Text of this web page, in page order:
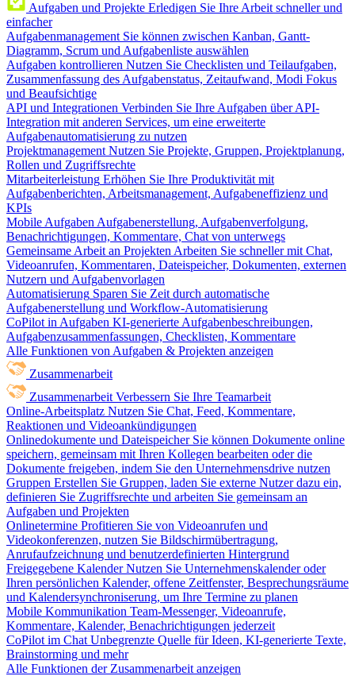
Aufgaben und Projekte Erledigen Sie Ihre Arbeit schneller und
einfacher
Aufgabenmanagement Sie können zwischen Kanban, Gantt-
Diagramm, Scrum und Aufgabenliste auswählen
Aufgaben kontrollieren Nutzen Sie Checklisten und Teilaufgaben,
Zusammenfassung des Aufgabenstatus, Zeitaufwand, Modi Fokus
und Beaufsichtige
API und Integrationen Verbinden Sie Ihre Aufgaben über API-
Integration mit anderen Services, um eine erweiterte
Aufgabenautomatisierung zu nutzen
Projektmanagement Nutzen Sie Projekte, Gruppen, Projektplanung,
Rollen und Zugriffsrechte
Mitarbeiterleistung Erhöhen Sie Ihre Produktivität mit
Aufgabenberichten, Arbeitsmanagement, Aufgabeneffizienz und
KPIs
Mobile Aufgaben Aufgabenerstellung, Aufgabenverfolgung,
Benachrichtigungen, Kommentare, Chat von unterwegs
Gemeinsame Arbeit an Projekten Arbeiten Sie schneller mit Chat,
Videoanrufen, Kommentaren, Dateispeicher, Dokumenten, externen
Nutzern und Aufgabenvorlagen
Automatisierung Sparen Sie Zeit durch automatische
Aufgabenerstellung und Workflow-Automatisierung
CoPilot in Aufgaben KI-generierte Aufgabenbeschreibungen,
Aufgabenzusammenfassungen, Checklisten, Kommentare
Alle Funktionen von Aufgaben & Projekten anzeigen
Zusammenarbeit
Zusammenarbeit Verbessern Sie Ihre Teamarbeit
Online-Arbeitsplatz Nutzen Sie Chat, Feed, Kommentare,
Reaktionen und Videoankündigungen
Onlinedokumente und Dateispeicher Sie können Dokumente online
speichern, gemeinsam mit Ihren Kollegen bearbeiten oder die
Dokumente freigeben, indem Sie den Unternehmensdrive nutzen
Gruppen Erstellen Sie Gruppen, laden Sie externe Nutzer dazu ein,
definieren Sie Zugriffsrechte und arbeiten Sie gemeinsam an
Aufgaben und Projekten
Onlinetermine Profitieren Sie von Videoanrufen und
Videokonferenzen, nutzen Sie Bildschirmübertragung,
Anrufaufzeichnung und benutzerdefinierten Hintergrund
Freigegebene Kalender Nutzen Sie Unternehmenskalender oder
Ihren persönlichen Kalender, offene Zeitfenster, Besprechungsräume
und Kalendersynchroniserung, um Ihre Termine zu planen
Mobile Kommunikation Team-Messenger, Videoanrufe,
Kommentare, Kalender, Benachrichtigungen jederzeit
CoPilot im Chat Unbegrenzte Quelle für Ideen, KI-generierte Texte,
Brainstorming und mehr
Alle Funktionen der Zusammenarbeit anzeigen